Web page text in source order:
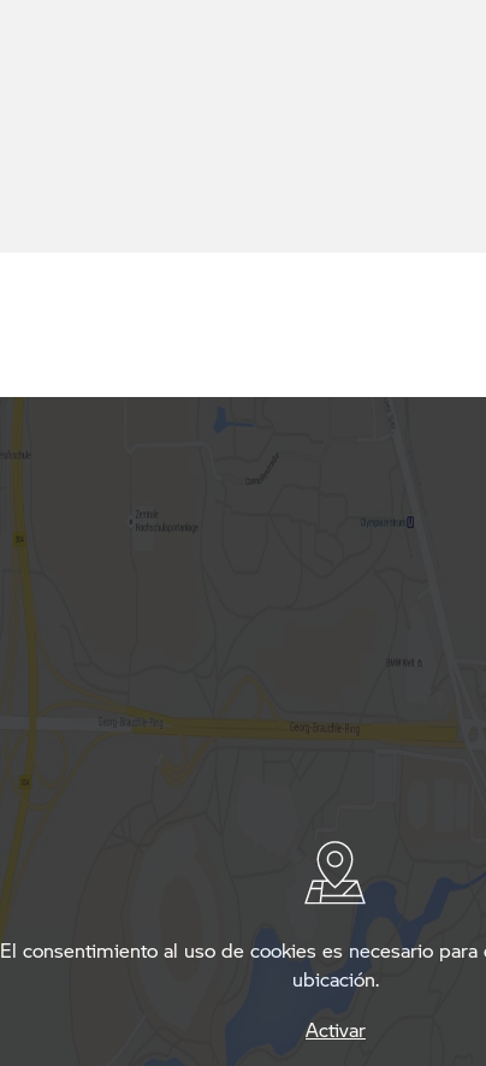
El consentimiento al uso de cookies es necesario
ubicación.
Activar